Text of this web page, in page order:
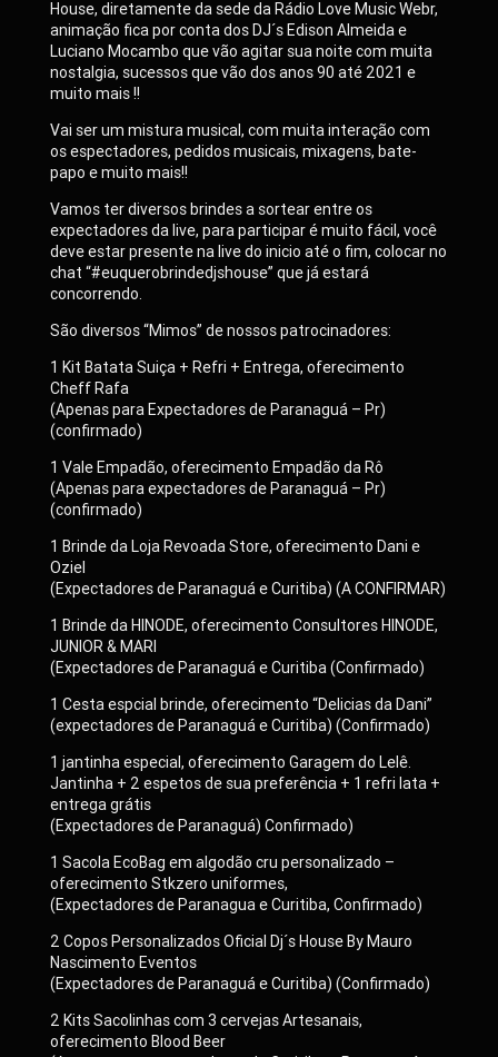
House, diretamente da sede da Rádio Love Music Webr,
animação fica por conta dos DJ´s Edison Almeida e
Luciano Mocambo que vão agitar sua noite com muita
nostalgia, sucessos que vão dos anos 90 até 2021 e
muito mais !!
Vai ser um mistura musical, com muita interação com
os espectadores, pedidos musicais, mixagens, bate-
papo e muito mais!!
Vamos ter diversos brindes a sortear entre os
expectadores da live, para participar é muito fácil, você
deve estar presente na live do inicio até o fim, colocar no
chat “#euquerobrindedjshouse” que já estará
concorrendo.
São diversos “Mimos” de nossos patrocinadores:
1 Kit Batata Suiça + Refri + Entrega, oferecimento
Cheff Rafa
(Apenas para Expectadores de Paranaguá – Pr)
(confirmado)
1 Vale Empadão, oferecimento Empadão da Rô
(Apenas para expectadores de Paranaguá – Pr)
(confirmado)
1 Brinde da Loja Revoada Store, oferecimento Dani e
Oziel
(Expectadores de Paranaguá e Curitiba) (A CONFIRMAR)
1 Brinde da HINODE, oferecimento Consultores HINODE,
JUNIOR & MARI
(Expectadores de Paranaguá e Curitiba (Confirmado)
1 Cesta espcial brinde, oferecimento “Delicias da Dani”
(expectadores de Paranaguá e Curitiba) (Confirmado)
1 jantinha especial, oferecimento Garagem do Lelê.
Jantinha + 2 espetos de sua preferência + 1 refri lata +
entrega grátis
(Expectadores de Paranaguá) Confirmado)
1 Sacola EcoBag em algodão cru personalizado –
oferecimento Stkzero uniformes,
(Expectadores de Paranagua e Curitiba, Confirmado)
2 Copos Personalizados Oficial Dj´s House By Mauro
Nascimento Eventos
(Expectadores de Paranaguá e Curitiba) (Confirmado)
2 Kits Sacolinhas com 3 cervejas Artesanais,
oferecimento Blood Beer